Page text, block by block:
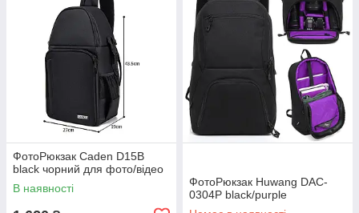
ФотоРюкзак Caden D15B
black чорний для фото/відео
В наявності
ФотоРюкзак Huwang DAC-
0304P black/purple